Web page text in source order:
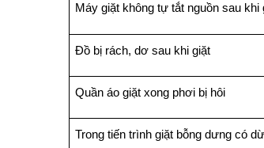
Máy giặt không tự tắt nguồn sau khi
Đồ bị rách, dơ sau khi giặt
Quần áo giặt xong phơi bị hôi
Trong tiến trình giặt bỗng dưng có